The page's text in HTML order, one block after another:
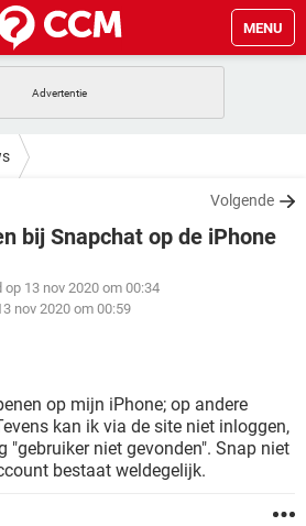
MENU
SNAPCHAT
SNAPCHAT
GAMES
CORONAVIRUS
GAMES
SNAPCHAT
CORONAVIRUS
SNAPCHAT
Volgende
bij Snapchat op de iPhone
op 13 nov 2020 om 00:34
nov 2020 om 00:59
op mijn iPhone; op andere
kan ik via de site niet inloggen,
"gebruiker niet gevonden". Snap niet
bestaat weldegelijk.